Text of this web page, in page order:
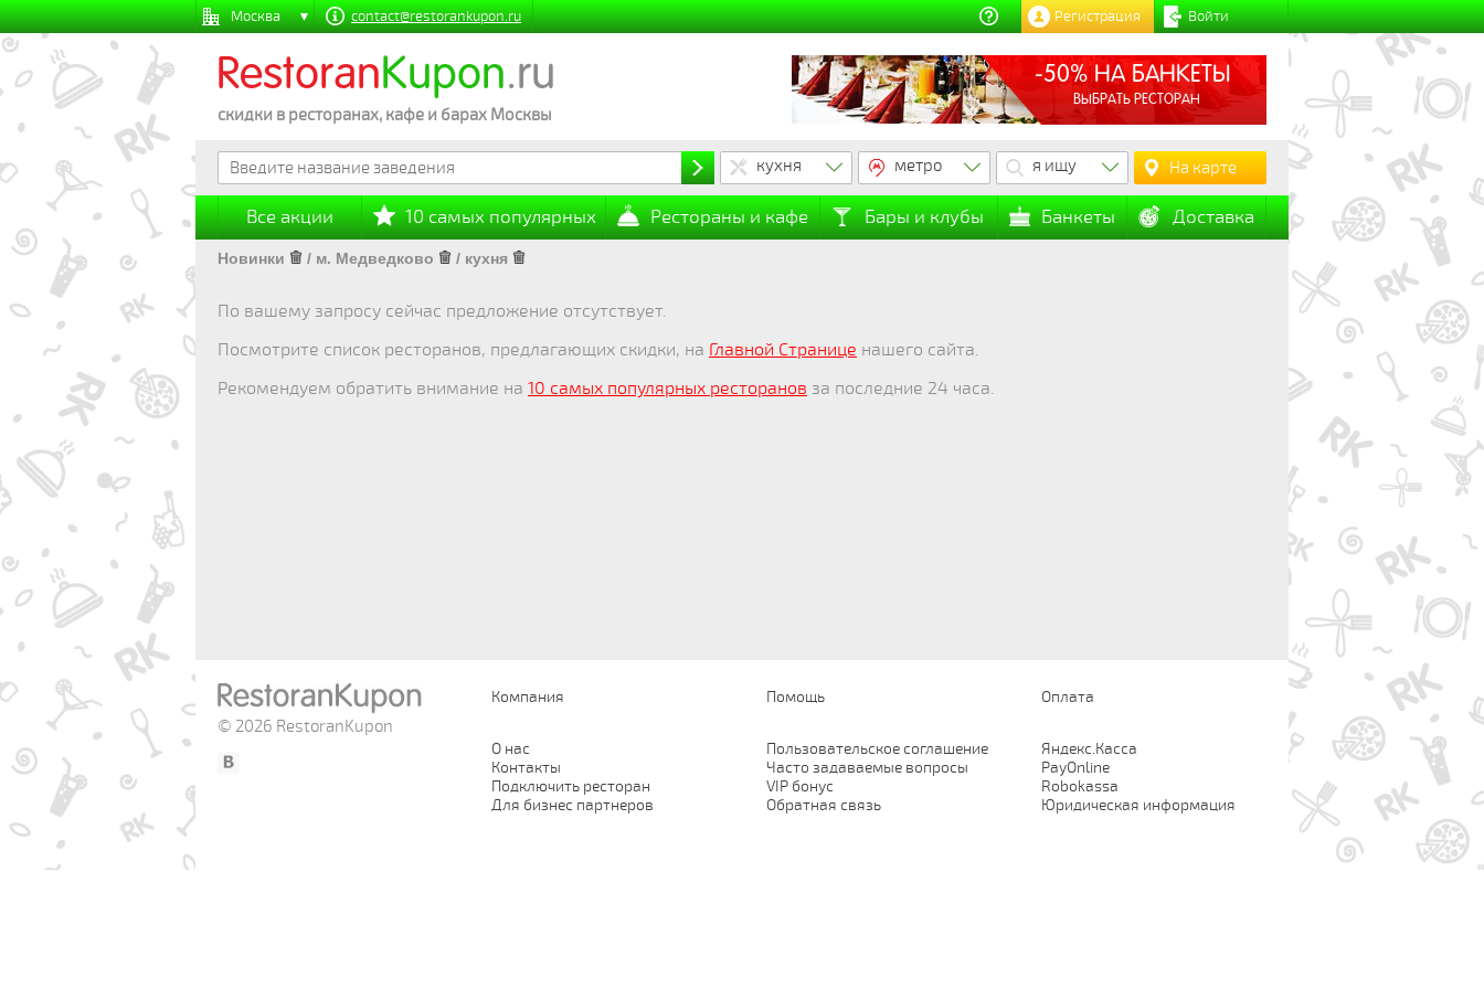
Москва contact@restorankupon.ru Войти
Регистрация
RestoranKupon.ru
скидки в ресторанах, кафе и барах Москвы
-50% НА БАНКЕТЫ
ВЫБРАТЬ РЕСТОРАН
кухня метро я ищу На карте
Все акции 10 самых популярных Рестораны и кафе Бары и клубы Банкеты Доставка
Новинки / м. Медведково / кухня
По вашему запросу сейчас предложение отсутствует.
Посмотрите список ресторанов, предлагающих скидки, на Главной Странице нашего сайта.
Рекомендуем обратить внимание на 10 самых популярных ресторанов за последние 24 часа.
© 2026 RestoranKupon
Компания
О нас
Контакты
Подключить ресторан
Для бизнес партнеров
Помощь
Пользовательское соглашение
Часто задаваемые вопросы
VIP бонус
Обратная связь
Оплата
Яндекс.Касса
PayOnline
Robokassa
Юридическая информация